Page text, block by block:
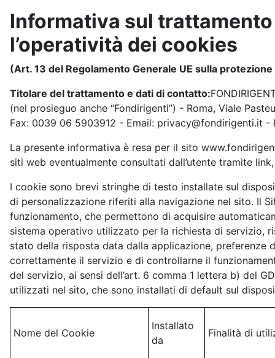
Informativa sul
l’operatività dei cookies
(Art. 13 del Regolamento Generale UE sulla
Titolare del trattamento e dati di contatto:
(nel prosieguo anche “Fondirigenti”) - Roma, Viale
Fax: 0039 06 5903912 - Email: privacy@fondirigenti.it -
La presente informativa è resa per il sito
siti web eventualmente consultati dall’utente tramite
I cookie sono brevi stringhe di testo installate sul
di personalizzazione riferiti alla navigazione nel sito. Il
funzionamento, che permettono di acquisire
sistema operativo utilizzato per la richiesta di servizio,
stato della risposta data dalla applicazione, preferenze
correttamente il servizio e di controllarne il
del servizio, ai sensi dell’art. 6 comma 1 lettera b) del
utilizzati nel sito, che sono installati di default sul
Nome del Cookie
Installato
da
Finalità di